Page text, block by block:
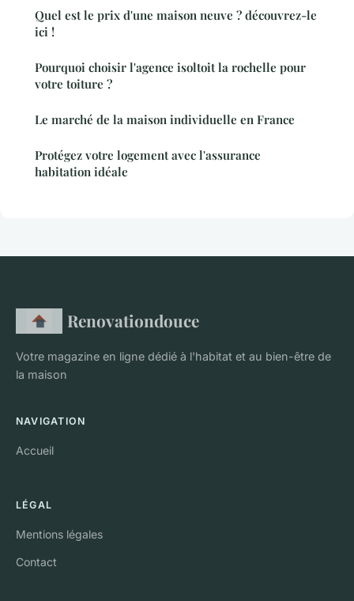
Quel est le prix d'une maison neuve ? découvrez-le
ici !
Pourquoi choisir l'agence isoltoit la rochelle pour
votre toiture ?
Le marché de la maison individuelle en France
Protégez votre logement avec l'assurance
habitation idéale
Renovationdouce
Votre magazine en ligne dédié à l'habitat et au bien-être de
la maison
NAVIGATION
Accueil
LÉGAL
Mentions légales
Contact